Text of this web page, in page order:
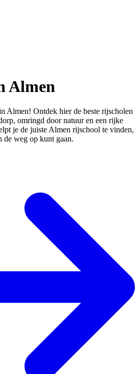
Almen
Almen! Ontdek hier de beste rijscholen
omringd door natuur en een rijke
je de juiste Almen rijschool te vinden,
weg op kunt gaan.